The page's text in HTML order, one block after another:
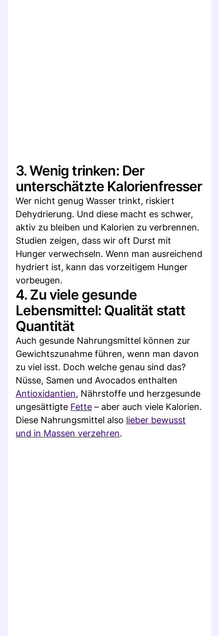
3. Wenig trinken: Der
unterschätzte Kalorienfresser
Wer nicht genug Wasser trinkt, riskiert
Dehydrierung. Und diese macht es schwer,
aktiv zu bleiben und Kalorien zu verbrennen.
Studien zeigen, dass wir oft Durst mit
Hunger verwechseln. Wenn man ausreichend
hydriert ist, kann das vorzeitigem Hunger
vorbeugen.
4. Zu viele gesunde
Lebensmittel: Qualität statt
Quantität
Auch gesunde Nahrungsmittel können zur
Gewichtszunahme führen, wenn man davon
zu viel isst. Doch welche genau sind das?
Nüsse, Samen und Avocados enthalten
Antioxidantien, Nährstoffe und herzgesunde
ungesättigte Fette – aber auch viele Kalorien.
Diese Nahrungsmittel also lieber bewusst
und in Massen verzehren.